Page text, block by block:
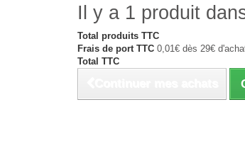
Il y a 1 produit
Total produits TTC
Frais de port TTC 0,01€ dès 29€
Total TTC